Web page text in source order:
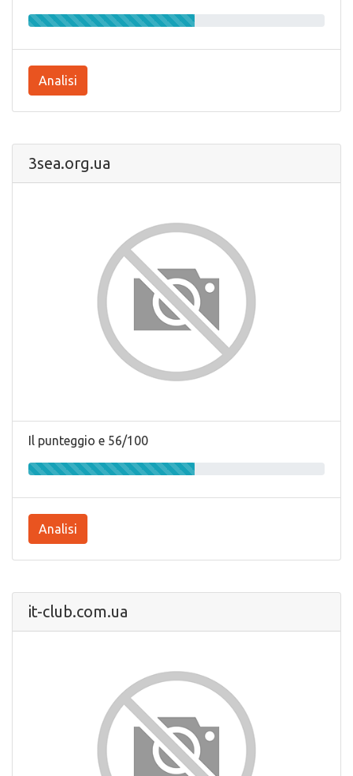
Analisi
3sea.org.ua
Il punteggio e 56/100
Analisi
it-club.com.ua